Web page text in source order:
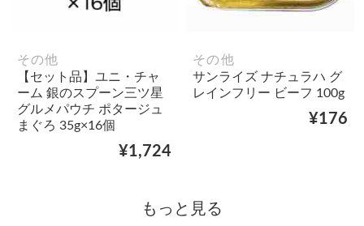
その他
【セット品】ユニ・チャ
ーム 銀のスプーン三ツ星
グルメパウチ ポタージュ
まぐろ 35g×16個
¥1,724
その他
サンライズ ナチュラハ グ
レインフリー ビーフ 100g
¥176
もっと見る